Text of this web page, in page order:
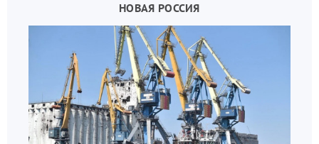
НОВАЯ РОССИЯ